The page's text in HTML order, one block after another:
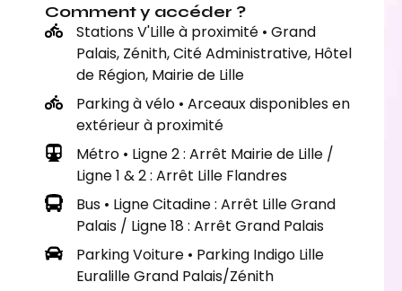
Comment y accéder ?
Stations V'Lille à proximité • Grand
Palais, Zénith, Cité Administrative, Hôtel
de Région, Mairie de Lille
Parking à vélo • Arceaux disponibles en
extérieur à proximité
Métro • Ligne 2 : Arrêt Mairie de Lille /
Ligne 1 & 2 : Arrêt Lille Flandres
Bus • Ligne Citadine : Arrêt Lille Grand
Palais / Ligne 18 : Arrêt Grand Palais
Parking Voiture • Parking Indigo Lille
Euralille Grand Palais/Zénith